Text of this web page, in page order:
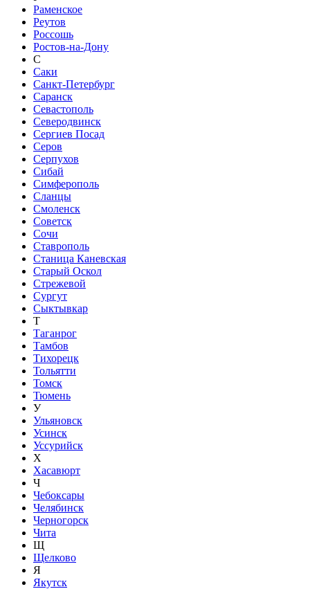
Раменское
Реутов
Россошь
Ростов-на-Дону
С
Саки
Санкт-Петербург
Саранск
Севастополь
Северодвинск
Сергиев Посад
Серов
Серпухов
Сибай
Симферополь
Сланцы
Смоленск
Советск
Сочи
Ставрополь
Станица Каневская
Старый Оскол
Стрежевой
Сургут
Сыктывкар
Т
Таганрог
Тамбов
Тихорецк
Тольятти
Томск
Тюмень
У
Ульяновск
Усинск
Уссурийск
Х
Хасавюрт
Ч
Чебоксары
Челябинск
Черногорск
Чита
Щ
Щелково
Я
Якутск